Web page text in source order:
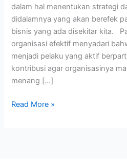
dalam hal menentukan strategi
didalamnya yang akan berefek
bisnis yang ada disekitar kita.
organisasi efektif menyadari
menjadi pelaku yang aktif
kontribusi agar organisasinya
menang […]
Read More »